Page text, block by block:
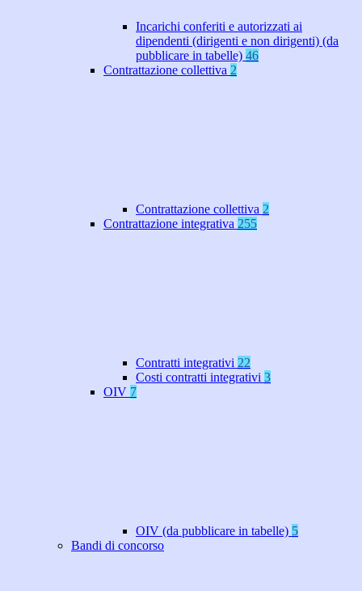
Incarichi conferiti e autorizzati ai
dipendenti (dirigenti e non dirigenti) (da
pubblicare in tabelle) 46
Contrattazione collettiva 2
Contrattazione collettiva 2
Contrattazione integrativa 255
Contratti integrativi 22
Costi contratti integrativi 3
OIV 7
OIV (da pubblicare in tabelle) 5
Bandi di concorso